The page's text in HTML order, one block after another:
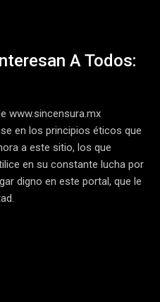
A Todos:
www.sincensura.mx
en los principios éticos que
a este sitio, los que
en su constante lucha por
digno en este portal, que le